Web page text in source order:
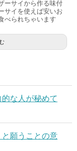
ーサイから作る味付
サイを使えば安いお
べられちゃいます
な人が秘めて
と願うことの意